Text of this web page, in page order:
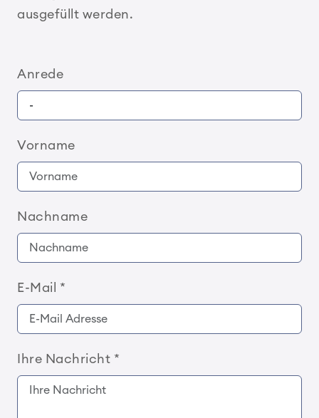
ausgefüllt werden.
Anrede
Vorname
Nachname
E-Mail *
Ihre Nachricht *